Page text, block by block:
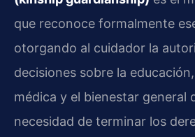
que reconoce formalmente
otorgando al cuidador la
decisiones sobre la
médica y el bienestar general
necesidad de terminar los